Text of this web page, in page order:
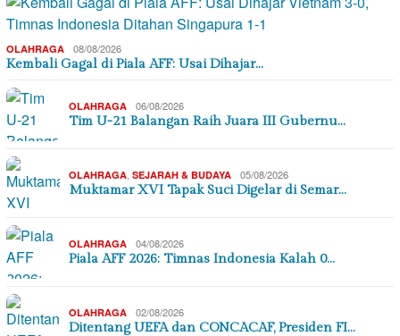
OLAHRAGA 08/08/2026
Kembali Gagal di Piala AFF: Usai Dihajar…
OLAHRAGA 06/08/2026
Tim U-21 Balangan Raih Juara III Gubernu…
OLAHRAGA SEJARAH & BUDAYA 05/08/2026
Muktamar XVI Tapak Suci Digelar di Semar…
OLAHRAGA 04/08/2026
Piala AFF 2026: Timnas Indonesia Kalah 0…
OLAHRAGA 02/08/2026
Ditentang UEFA dan CONCACAF, Presiden FI…